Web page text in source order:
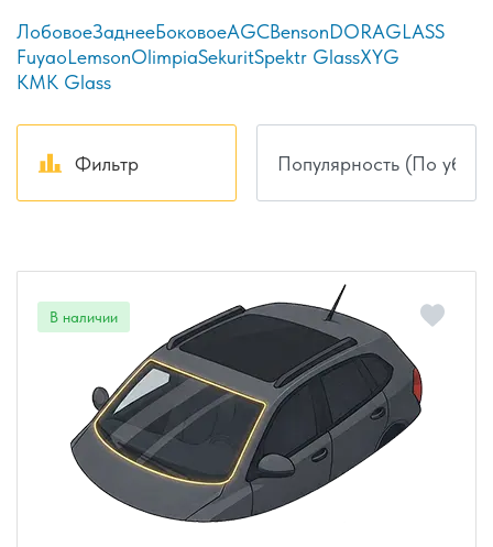
ЛобовоеЗаднееБоковоеAGCBensonDORAGLASS
FuyaoLemsonOlimpiaSekuritSpektr GlassXYG
КМК Glass
Фильтр